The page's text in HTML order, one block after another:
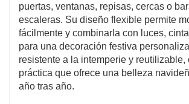
puertas, ventanas, repisas, cercas o
escaleras. Su diseño flexible permite
fácilmente y combinarla con luces,
para una decoración festiva
resistente a la intemperie y reutilizable,
práctica que ofrece una belleza
año tras año.